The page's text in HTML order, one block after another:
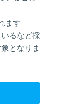
ます
るなど採
となりま